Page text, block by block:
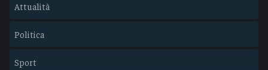
Attualità
Politica
Sport